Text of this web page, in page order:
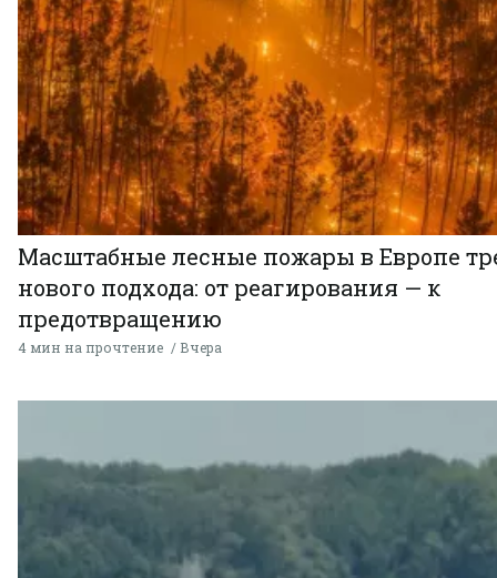
Масштабные лесные пожары в Европе
нового подхода: от реагирования — к
предотвращению
4 мин на прочтение Вчера